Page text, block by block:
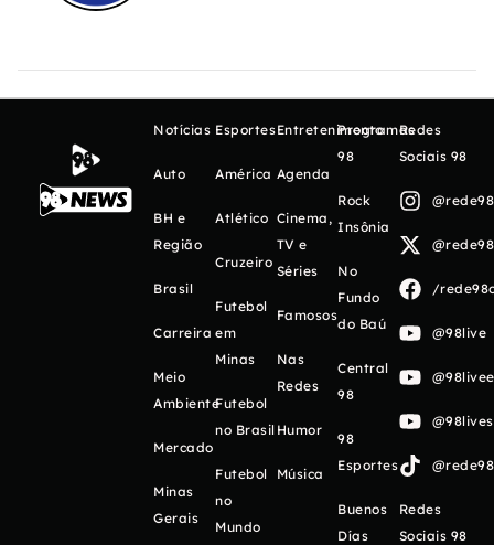
Notícias
Auto
BH e
Região
Brasil
Carreira
Meio
Ambiente
Mercado
Minas
Gerais
Esportes
América
Atlético
Cruzeiro
Futebol
em
Minas
Futebol
no Brasil
Futebol
no
Mundo
Entretenimento
Agenda
Cinema,
TV e
Séries
Famosos
Nas
Redes
Humor
Música
Programas
98
Rock
Insônia
No
Fundo
do Baú
Central
98
98
Esportes
Buenos
Días
Redes
Sociais 98
/
@98live
Redes
Sociais 98